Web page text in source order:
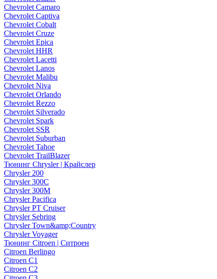
Chevrolet Camaro
Chevrolet Captiva
Chevrolet Cobalt
Chevrolet Cruze
Chevrolet Epica
Chevrolet HHR
Chevrolet Lacetti
Chevrolet Lanos
Chevrolet Malibu
Chevrolet Niva
Chevrolet Orlando
Chevrolet Rezzo
Chevrolet Silverado
Chevrolet Spark
Chevrolet SSR
Chevrolet Suburban
Chevrolet Tahoe
Chevrolet TrailBlazer
Тюнинг Chrysler | Крайслер
Chrysler 200
Chrysler 300C
Chrysler 300M
Chrysler Pacifica
Chrysler PT Cruiser
Chrysler Sebring
Chrysler Town&amp;Country
Chrysler Voyager
Тюнинг Citroen | Ситроен
Citroen Berlingo
Citroen C1
Citroen C2